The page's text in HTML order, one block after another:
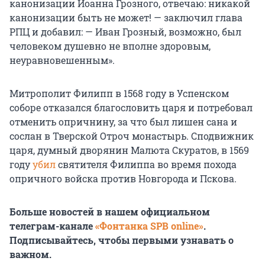
канонизации Иоанна Грозного, отвечаю: никакой
канонизации быть не может! — заключил глава
РПЦ и добавил: — Иван Грозный, возможно, был
человеком душевно не вполне здоровым,
неуравновешенным».
Митрополит Филипп в 1568 году в Успенском
соборе отказался благословить царя и потребовал
отменить опричнину, за что был лишен сана и
сослан в Тверской Отроч монастырь. Сподвижник
царя, думный дворянин Малюта Скуратов, в 1569
годуубилсвятителя Филиппа во время похода
опричного войска против Новгорода и Пскова.
Больше новостей в нашем официальном
телеграм-канале«Фонтанка SPB online».
Подписывайтесь, чтобы первыми узнавать о
важном.